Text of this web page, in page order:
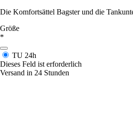
Die Komfortsättel Bagster und die
Größe
*
TU 24h
Dieses Feld ist erforderlich
Versand in 24 Stunden